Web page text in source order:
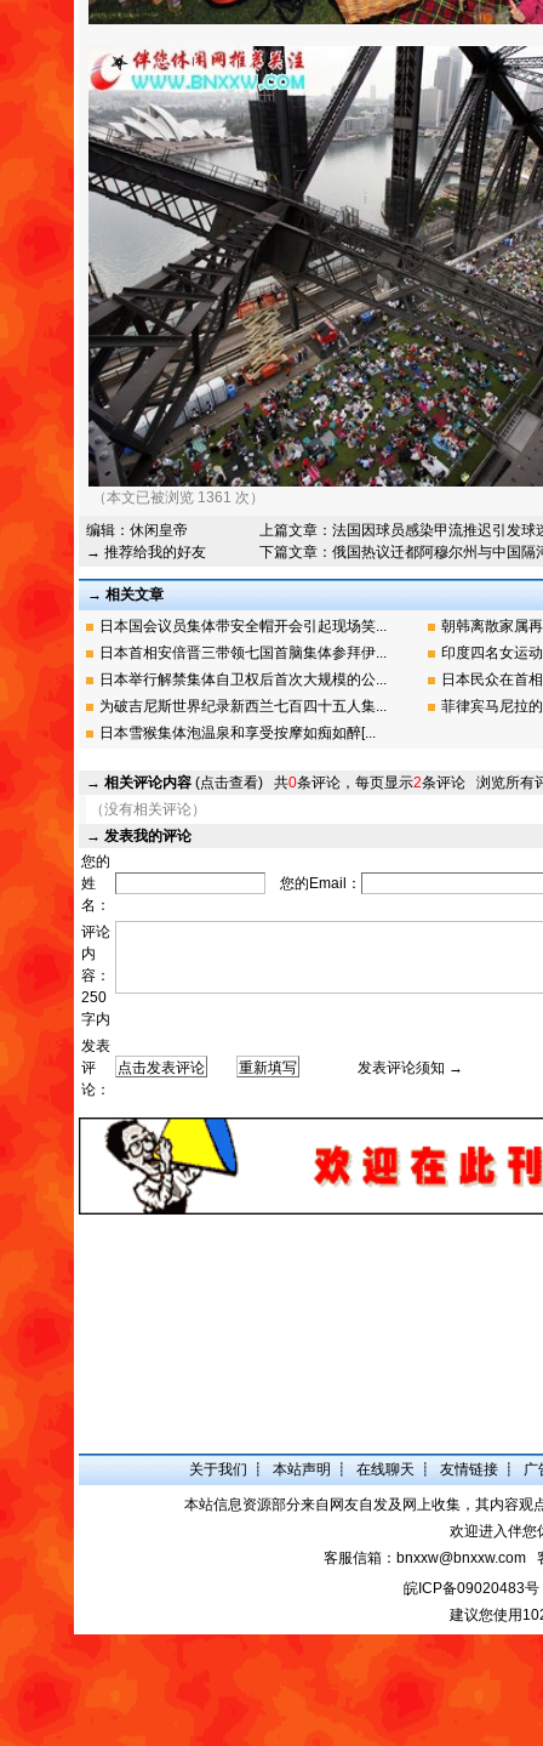
（本文已被浏览 1361 次）
编辑： 休闲皇帝
→ 推荐给我的好友
上篇文章： 法国因球员感染甲流推迟引发球
下篇文章： 俄国热议迁都阿穆尔州与中国隔
→ 相关文章
日本国会议员集体带安全帽开会引起现场笑...
朝韩离散家属
日本首相安倍晋三带领七国首脑集体参拜伊...
印度四名女运
日本举行解禁集体自卫权后首次大规模的公...
日本民众在首
为破吉尼斯世界纪录新西兰七百四十五人集...
菲律宾马尼拉
日本雪猴集体泡温泉和享受按摩如痴如醉[...
→ 相关评论内容 (点击查看) 共0条评论，每页显示2条评论 浏览所有
（没有相关评论）
→ 发表我的评论
您的
姓
名：
您的Email：
评论
内
容：
250
字内
发表
评
论：
发表评论须知 →
关于我们 ┋ 本站声明 ┋ 在线聊天 ┋ 友情链接 ┋ 广
本站信息资源部分来自网友自发及网上收集，其内容
欢迎进入伴您
客服信箱：bnxxw@bnxxw.com
皖ICP备09020483号
建议您使用